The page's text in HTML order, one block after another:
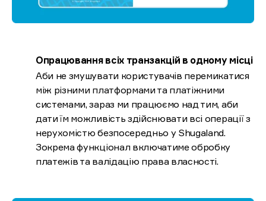
Опрацювання всіх транзакцій в одному місці
Аби не змушувати користувачів перемикатися
між різними платформами та платіжними
системами, зараз ми працюємо над тим, аби
дати їм можливість здійснювати всі операції з
нерухомістю безпосередньо у Shugaland.
Зокрема функціонал включатиме обробку
платежів та валідацію права власності.